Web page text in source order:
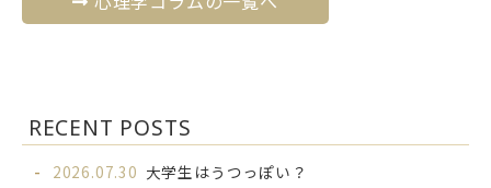
RECENT POSTS
2026.07.30 大学生はうつっぽい？